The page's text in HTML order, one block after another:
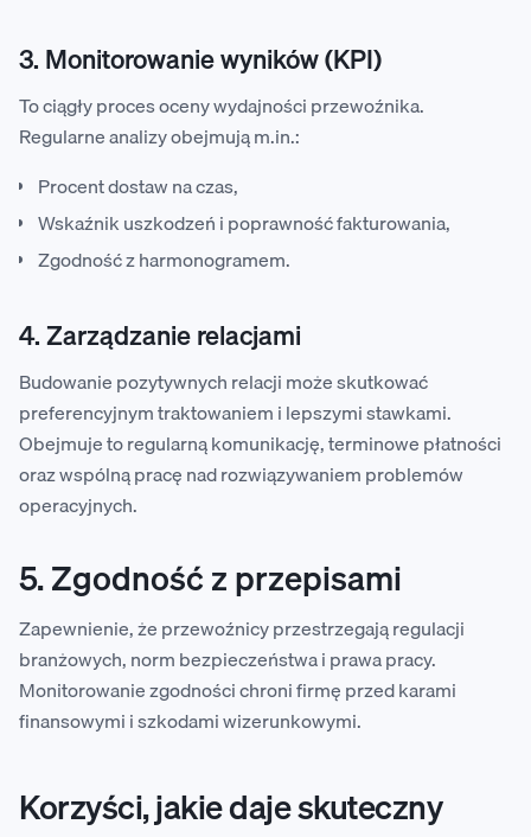
3. Monitorowanie wyników (KPI)
To ciągły proces oceny wydajności przewoźnika.
Regularne analizy obejmują m.in.:
Procent dostaw na czas,
Wskaźnik uszkodzeń i poprawność fakturowania,
Zgodność z harmonogramem.
4. Zarządzanie relacjami
Budowanie pozytywnych relacji może skutkować
preferencyjnym traktowaniem i lepszymi stawkami.
Obejmuje to regularną komunikację, terminowe płatności
oraz wspólną pracę nad rozwiązywaniem problemów
operacyjnych.
5. Zgodność z przepisami
Zapewnienie, że przewoźnicy przestrzegają regulacji
branżowych, norm bezpieczeństwa i prawa pracy.
Monitorowanie zgodności chroni firmę przed karami
finansowymi i szkodami wizerunkowymi.
Korzyści, jakie daje skuteczny